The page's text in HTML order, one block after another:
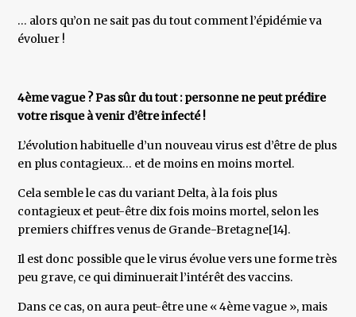
… alors qu’on ne sait pas du tout comment l’épidémie va
évoluer !
4ème vague ? Pas sûr du tout : personne ne peut prédire
votre risque à venir d’être infecté !
L’évolution habituelle d’un nouveau virus est d’être de plus
en plus contagieux… et de moins en moins mortel.
Cela semble le cas du variant Delta, à la fois plus
contagieux et peut-être dix fois moins mortel, selon les
premiers chiffres venus de Grande-Bretagne[14].
Il est donc possible que le virus évolue vers une forme très
peu grave, ce qui diminuerait l’intérêt des vaccins.
Dans ce cas, on aura peut-être une « 4ème vague », mais